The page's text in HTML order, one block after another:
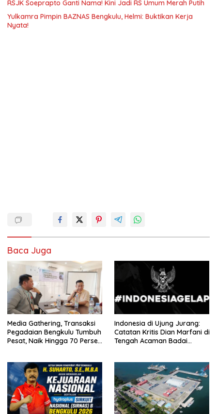
RSJK Soeprapto Ganti Nama! Kini Jadi RS Umum Merah Putih
Yulkamra Pimpin BAZNAS Bengkulu, Helmi: Buktikan Kerja
Nyata!
Baca Juga
Media Gathering, Transaksi
Pegadaian Bengkulu Tumbuh
Pesat, Naik Hingga 70 Persen
Indonesia di Ujung Jurang:
Catatan Kritis Dian Marfani di
Tengah Acaman Badai